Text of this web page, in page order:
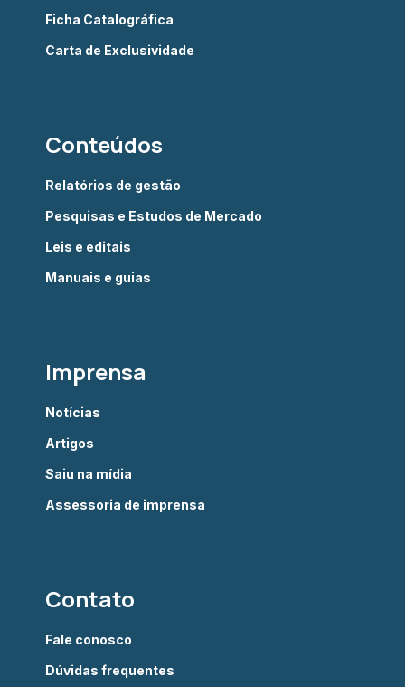
Ficha Catalográfica
Carta de Exclusividade
Conteúdos
Relatórios de gestão
Pesquisas e Estudos de Mercado
Leis e editais
Manuais e guias
Imprensa
Notícias
Artigos
Saiu na mídia
Assessoria de imprensa
Contato
Fale conosco
Dúvidas frequentes